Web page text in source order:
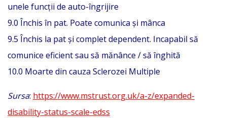
unele funcții de auto-îngrijire
9.0 Închis în pat. Poate comunica și mânca
9.5 Închis la pat și complet dependent. Incapabil să
comunice eficient sau să mănânce / să înghită
10.0 Moarte din cauza Sclerozei Multiple
Sursa: https://www.mstrust.org.uk/a-z/expanded-
disability-status-scale-edss